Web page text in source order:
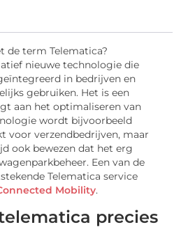
de term Telematica?
nieuwe technologie die
in bedrijven en
gebruiken. Het is een
aan het optimaliseren van
wordt bijvoorbeeld
voor verzendbedrijven, maar
ook bewezen dat het erg
Een van de
Telematica service
Mobility.
precies